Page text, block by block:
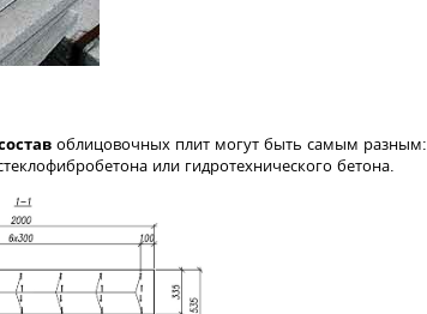
облицовочных плит могут быть самым разным:
или гидротехнического бетона.